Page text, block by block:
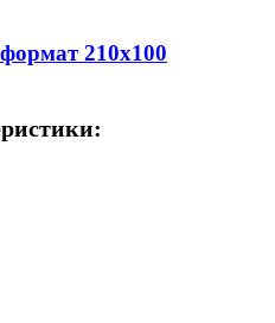
210х100